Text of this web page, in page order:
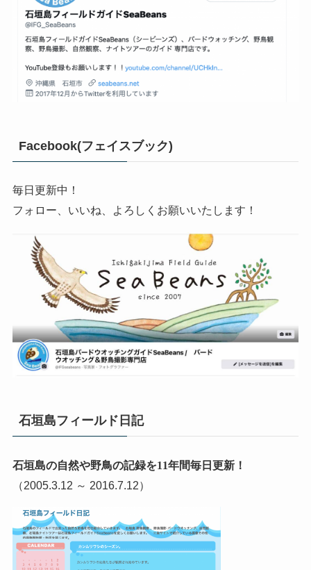
Facebook(フェイスブック)
毎日更新中！
フォロー、いいね、よろしくお願いいたします！
石垣島フィールド日記
石垣島の自然や野鳥の記録を11年間毎日更新！
（2005.3.12 ～ 2016.7.12）